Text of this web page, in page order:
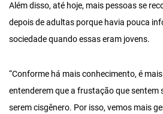
Além disso, até hoje, mais pessoas se
depois de adultas porque havia pouca
sociedade quando essas eram jovens.
“Conforme há mais conhecimento, é
entenderem que a frustação que sentem
serem cisgênero. Por isso, vemos mais